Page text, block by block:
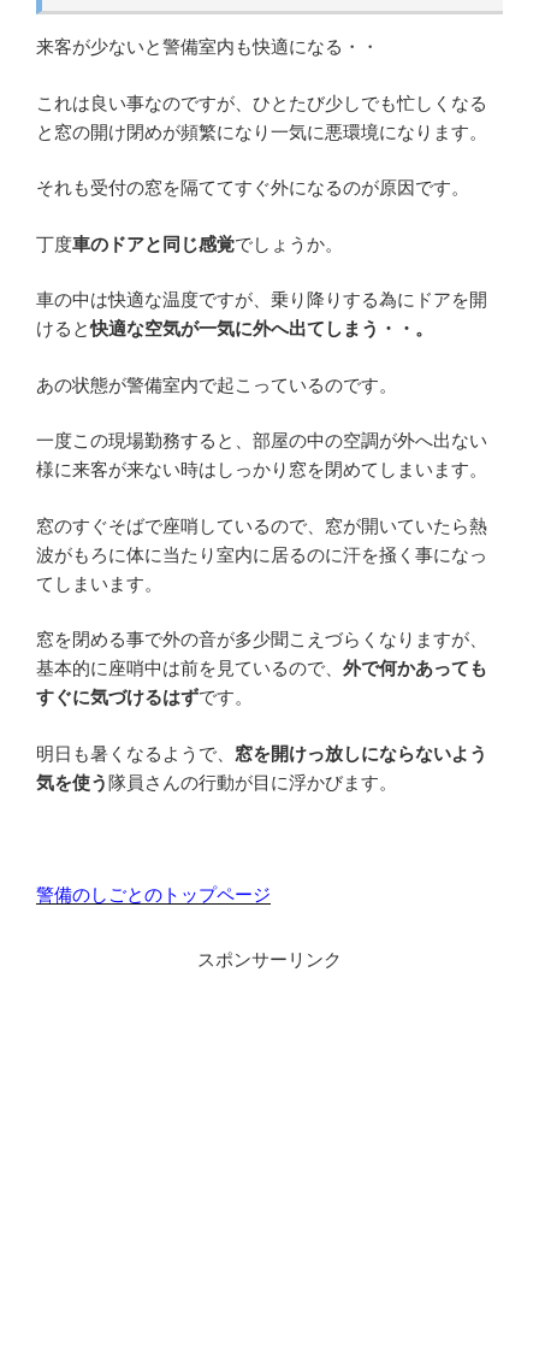
来客が少ないと警備室内も快適になる・・
これは良い事なのですが、ひとたび少しでも忙しくなる
と窓の開け閉めが頻繁になり一気に悪環境になります。
それも受付の窓を隔ててすぐ外になるのが原因です。
丁度車のドアと同じ感覚でしょうか。
車の中は快適な温度ですが、乗り降りする為にドアを開
けると快適な空気が一気に外へ出てしまう・・。
あの状態が警備室内で起こっているのです。
一度この現場勤務すると、部屋の中の空調が外へ出ない
様に来客が来ない時はしっかり窓を閉めてしまいます。
窓のすぐそばで座哨しているので、窓が開いていたら熱
波がもろに体に当たり室内に居るのに汗を掻く事になっ
てしまいます。
窓を閉める事で外の音が多少聞こえづらくなりますが、
基本的に座哨中は前を見ているので、 外で何かあっても
すぐに気づけるはずです。
明日も暑くなるようで、 窓を開けっ放しにならないよう
気を使う 隊員さんの行動が目に浮かびます。
警備のしごとのトップページ
スポンサーリンク